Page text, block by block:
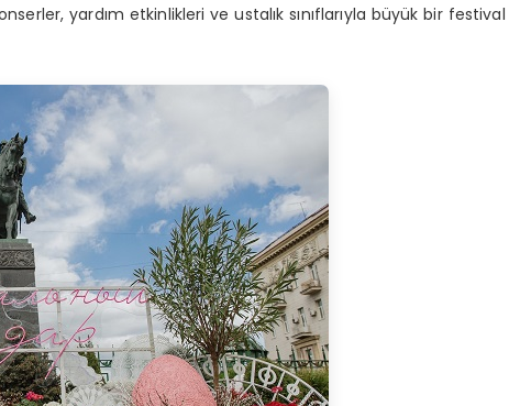
yardım etkinlikleri ve ustalık sınıflarıyla büyük bir festival